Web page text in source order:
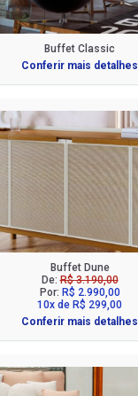
Buffet Classic
Conferir mais detalhes
Buffet Dune
De:R$ 3.190,00
Por: R$ 2.990,00
10x de R$ 299,00
Conferir mais detalhes